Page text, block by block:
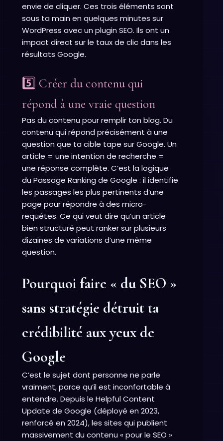
envie de cliquer. Ces trois éléments sont
sous ta main en quelques minutes sur
WordPress avec un plugin SEO. Ils ont un
impact direct sur le taux de clic dans les
résultats Google.
5️⃣ Créer du contenu qui
répond à une vraie question
Pas du contenu pour remplir ton blog. Du
contenu qui répond précisément à une
question que ta cible tape sur Google. Un
article = une intention de recherche =
une réponse complète. C’est la logique
du Passage Ranking de Google : il identifie
les passages les plus pertinents d’une
page pour répondre à des micro-
requêtes. Ce qui veut dire qu’un article
bien structuré peut ranker sur plusieurs
dizaines de variations d’une même
question.
Pourquoi faire « du SEO »
sans stratégie détruit ta
crédibilité aux yeux de
Google
C’est le sujet dont personne ne parle
vraiment, parce qu’il est inconfortable à
entendre. Depuis le Helpful Content
Update de Google (déployé en 2023,
renforcé en 2024), les sites qui publient
massivement du contenu « pour le SEO »